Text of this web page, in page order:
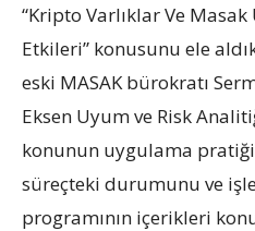
“Kripto Varlıklar Ve Masak
Etkileri” konusunu ele
eski MASAK bürokratı
Eksen Uyum ve Risk
konunun uygulama
süreçteki durumunu ve
programının içerikleri